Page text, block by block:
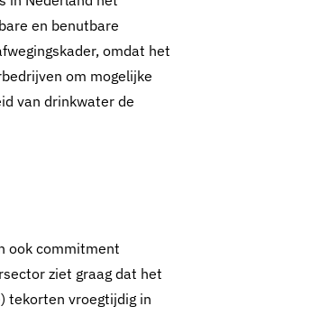
en benutbare
omdat het
om mogelijke
van drinkwater de
ook commitment
ziet graag dat het
tekorten vroegtijdig in